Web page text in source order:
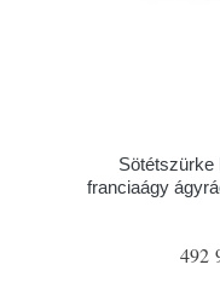
Sötétszürke
franciaágy
492